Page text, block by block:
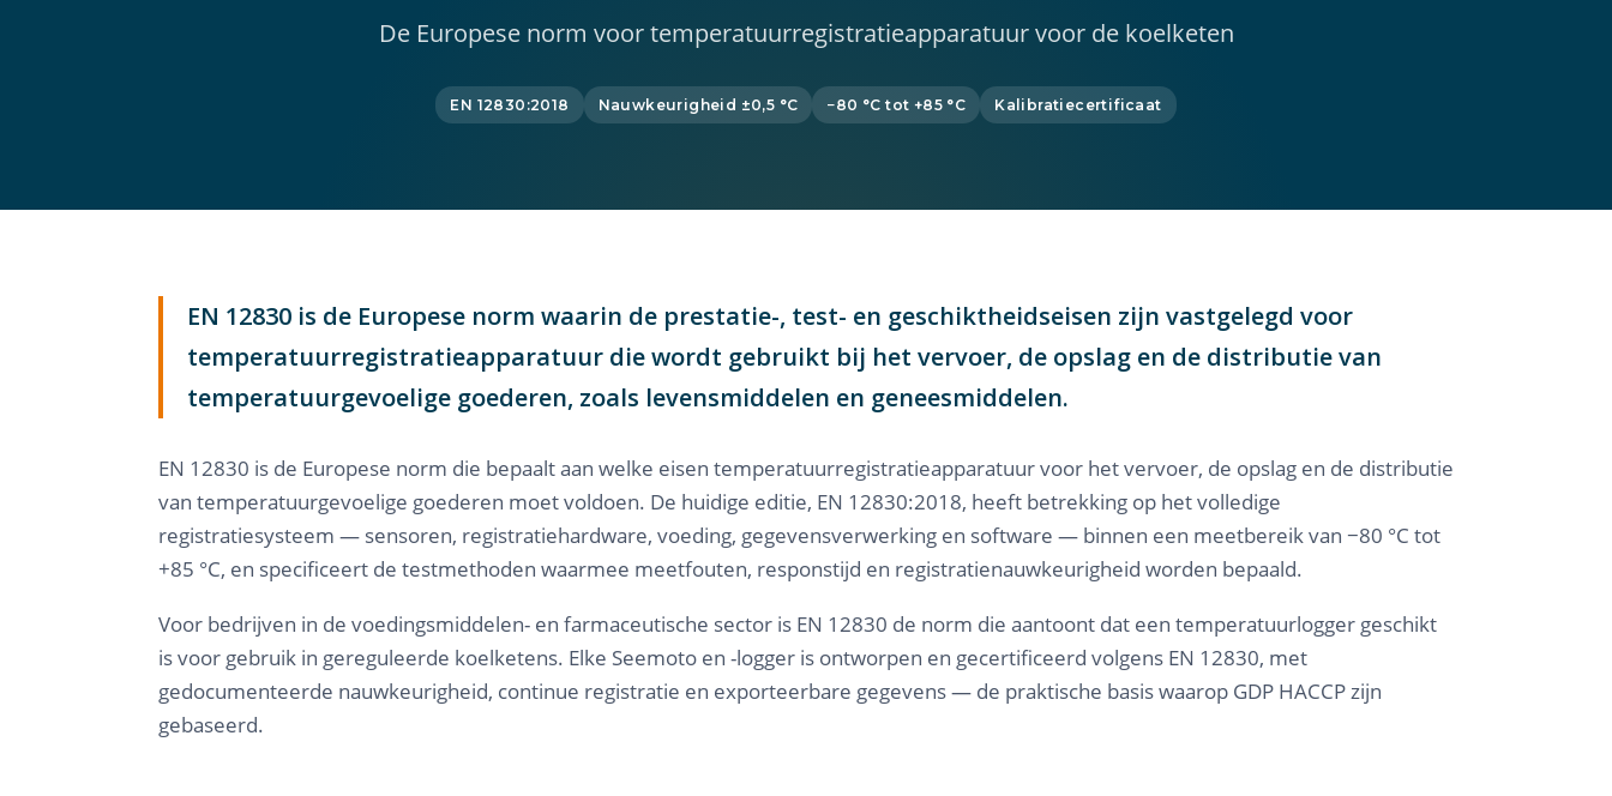
De Europese norm voor temperatuurregistratieapparatuur voor de koelketen
EN 12830:2018 Nauwkeurigheid ±0,5 °C −80 °C tot +85 °C Kalibratiecertificaat
EN 12830 is de Europese norm waarin de prestatie-, test- en geschiktheidseisen zijn vastgelegd voor
temperatuurregistratieapparatuur die wordt gebruikt bij het vervoer, de opslag en de distributie van
temperatuurgevoelige goederen, zoals levensmiddelen en geneesmiddelen.
EN 12830 is de Europese norm die bepaalt aan welke eisen temperatuurregistratieapparatuur voor het vervoer, de opslag en de distributie
van temperatuurgevoelige goederen moet voldoen. De huidige editie, EN 12830:2018, heeft betrekking op het volledige
registratiesysteem — sensoren, registratiehardware, voeding, gegevensverwerking en software — binnen een meetbereik van −80 °C tot
+85 °C, en specificeert de testmethoden waarmee meetfouten, responstijd en registratienauwkeurigheid worden bepaald.
Voor bedrijven in de voedingsmiddelen- en farmaceutische sector is EN 12830 de norm die aantoont dat een temperatuurlogger geschikt
is voor gebruik in gereguleerde koelketens. Elke Seemoto en -logger is ontworpen en gecertificeerd volgens EN 12830, met
gedocumenteerde nauwkeurigheid, continue registratie en exporteerbare gegevens — de praktische basis waarop GDP HACCP zijn
gebaseerd.